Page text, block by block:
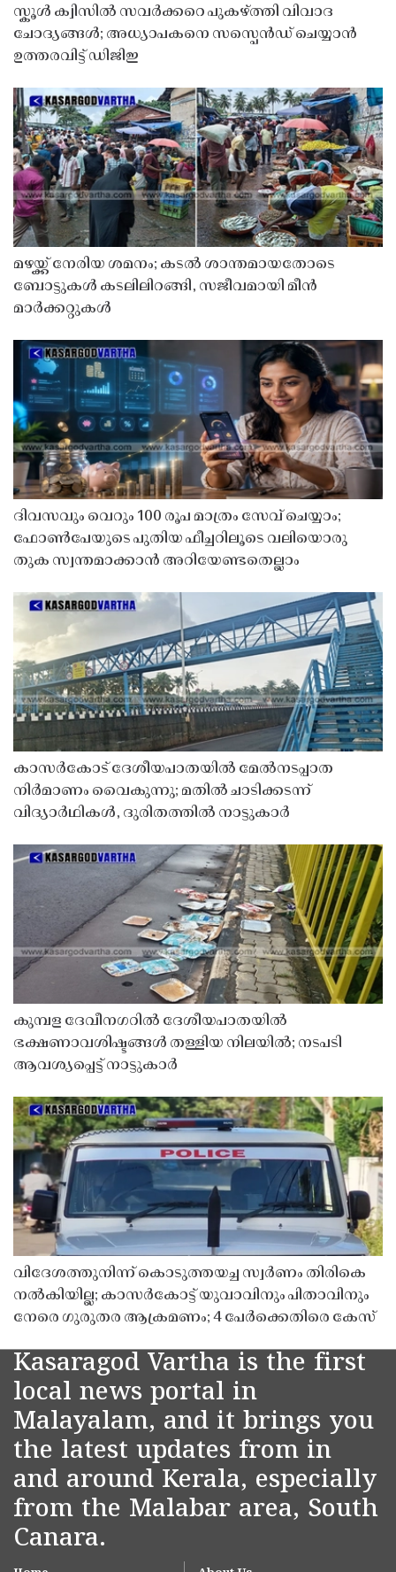
സ്കൂൾ ക്വിസിൽ സവർക്കറെ പുകഴ്ത്തി വിവാദ
ചോദ്യങ്ങൾ; അധ്യാപകനെ സസ്പെൻഡ് ചെയ്യാൻ
ഉത്തരവിട്ട് ഡിജിഇ
മഴയ്ക്ക് നേരിയ ശമനം; കടൽ ശാന്തമായതോടെ
ബോട്ടുകൾ കടലിലിറങ്ങി, സജീവമായി മീൻ
മാർക്കറ്റുകൾ
ദിവസവും വെറും 100 രൂപ മാത്രം സേവ് ചെയ്യാം;
ഫോൺപേയുടെ പുതിയ ഫീച്ചറിലൂടെ വലിയൊരു
തുക സ്വന്തമാക്കാൻ അറിയേണ്ടതെല്ലാം
കാസർകോട് ദേശീയപാതയിൽ മേൽനടപ്പാത
നിർമാണം വൈകുന്നു; മതിൽ ചാടിക്കടന്ന്
വിദ്യാർഥികൾ, ദുരിതത്തിൽ നാട്ടുകാർ
കുമ്പള ദേവീനഗറിൽ ദേശീയപാതയിൽ
ഭക്ഷണാവശിഷ്ടങ്ങൾ തള്ളിയ നിലയിൽ; നടപടി
ആവശ്യപ്പെട്ട് നാട്ടുകാർ
വിദേശത്തുനിന്ന് കൊടുത്തയച്ച സ്വർണം തിരികെ
നൽകിയില്ല; കാസർകോട്ട് യുവാവിനും പിതാവിനും
നേരെ ഗുരുതര ആക്രമണം; 4 പേർക്കെതിരെ കേസ്
Kasaragod Vartha is the first
local news portal in
Malayalam, and it brings you
the latest updates from in
and around Kerala, especially
from the Malabar area, South
Canara.